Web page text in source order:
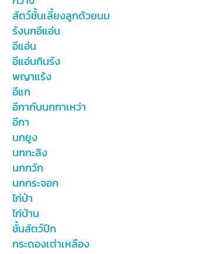
สัตว์ชั้นเลี้ยงลูกด้วยนม
รังนกอีแอ่น
อีแอ่น
อีแอ่นกินรัง
พญาแร้ง
อีแก
อีกากับนกกาเหว่า
อีกา
นกยูง
นกกะลิง
นกกวัก
นกกระจอก
ไก่ป่า
ไก่บ้าน
ชั้นสัตว์ปีก
กระดองเต่าเหลือง